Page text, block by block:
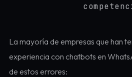
La mayoría de empresas que han
experiencia con chatbots en
de estos errores: